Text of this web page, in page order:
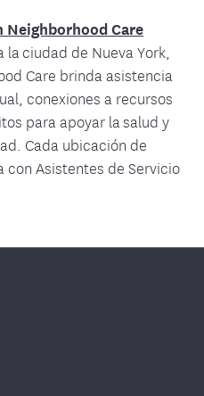
Neighborhood Care
la ciudad de Nueva York,
Care brinda asistencia
conexiones a recursos
para apoyar la salud y
Cada ubicación de
con Asistentes de Servicio